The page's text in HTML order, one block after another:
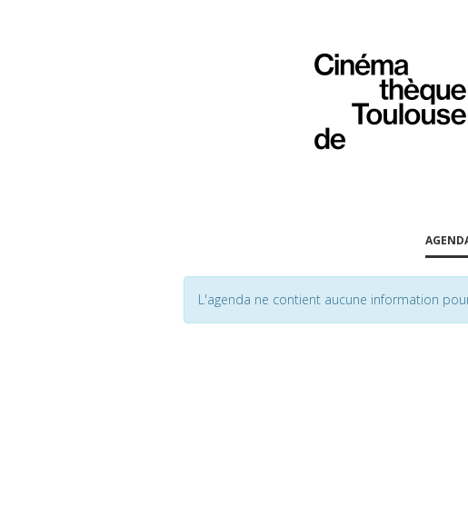
L'agenda ne contient aucune information